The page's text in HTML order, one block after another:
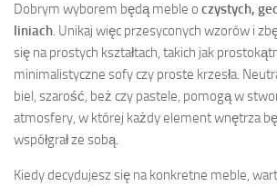
Dobrym wyborem będą meble o czystych,
liniach. Unikaj więc przesyconych wzorów i
się na prostych kształtach, takich jak
minimalistyczne sofy czy proste krzesła.
biel, szarość, beż czy pastele, pomogą w
atmosfery, w której każdy element wnętrza
współgrał ze sobą.
Kiedy decydujesz się na konkretne meble,